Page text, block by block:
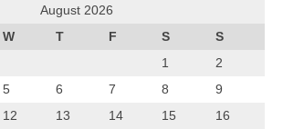
August 2026
W T F S
S
1
2
5 6 7 8
9
12 13 14 15
16